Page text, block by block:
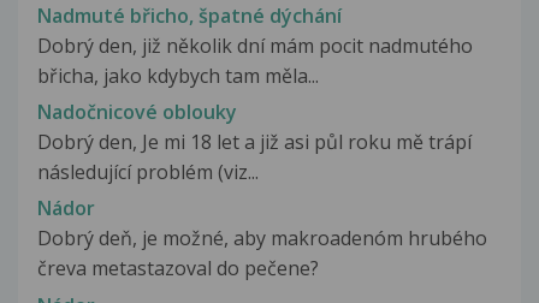
Nadmuté břicho, špatné dýchání
Dobrý den, již několik dní mám pocit nadmutého
břicha, jako kdybych tam měla...
Nadočnicové oblouky
Dobrý den, Je mi 18 let a již asi půl roku mě trápí
následující problém (viz...
Nádor
Dobrý deň, je možné, aby makroadenóm hrubého
čreva metastazoval do pečene?